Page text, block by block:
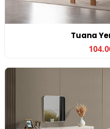
Tuana